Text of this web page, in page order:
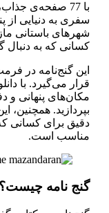
با 77 صفحه‌ی
سفری به دنیایی از
شهرهای باستانی
کسانی که به
قرار می‌گیرد. با
مکان‌های پنهانی و
بپردازید. همچنین،
دقیق برای کسانی که
مناسب است.
گنج نامه چیست؟